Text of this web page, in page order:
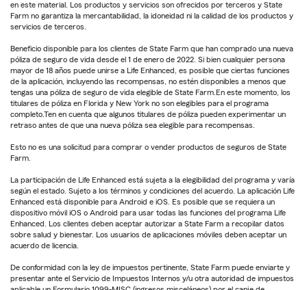
en este material. Los productos y servicios son ofrecidos por terceros y State
Farm no garantiza la mercantabilidad, la idoneidad ni la calidad de los productos y
servicios de terceros.
Beneficio disponible para los clientes de State Farm que han comprado una nueva
póliza de seguro de vida desde el 1 de enero de 2022. Si bien cualquier persona
mayor de 18 años puede unirse a Life Enhanced, es posible que ciertas funciones
de la aplicación, incluyendo las recompensas, no estén disponibles a menos que
tengas una póliza de seguro de vida elegible de State Farm.En este momento, los
titulares de póliza en Florida y New York no son elegibles para el programa
completo.Ten en cuenta que algunos titulares de póliza pueden experimentar un
retraso antes de que una nueva póliza sea elegible para recompensas.
Esto no es una solicitud para comprar o vender productos de seguros de State
Farm.
La participación de Life Enhanced está sujeta a la elegibilidad del programa y varía
según el estado. Sujeto a los términos y condiciones del acuerdo. La aplicación Life
Enhanced está disponible para Android e iOS. Es posible que se requiera un
dispositivo móvil iOS o Android para usar todas las funciones del programa Life
Enhanced. Los clientes deben aceptar autorizar a State Farm a recopilar datos
sobre salud y bienestar. Los usuarios de aplicaciones móviles deben aceptar un
acuerdo de licencia.
De conformidad con la ley de impuestos pertinente, State Farm puede enviarte y
presentar ante el Servicio de Impuestos Internos y/u otra autoridad de impuestos